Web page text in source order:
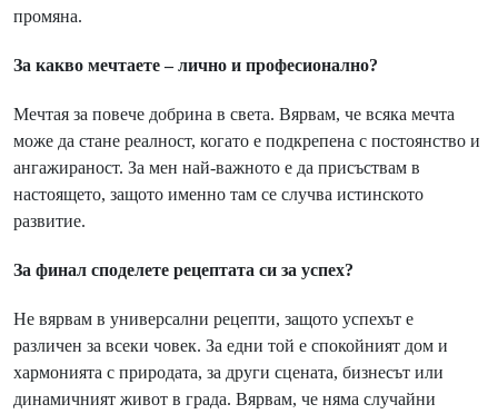
промяна.
За какво мечтаете – лично и професионално?
Мечтая за повече добрина в света. Вярвам, че всяка мечта
може да стане реалност, когато е подкрепена с постоянство и
ангажираност. За мен най-важното е да присъствам в
настоящето, защото именно там се случва истинското
развитие.
За финал споделете рецептата си за успех?
Не вярвам в универсални рецепти, защото успехът е
различен за всеки човек. За едни той е спокойният дом и
хармонията с природата, за други сцената, бизнесът или
динамичният живот в града. Вярвам, че няма случайни